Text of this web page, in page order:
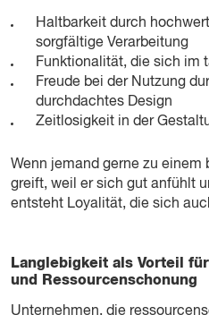
Haltbarkeit durch
sorgfältige Verarbeitung
Funktionalität, die sich im
Freude bei der Nutzung
durchdachtes Design
Zeitlosigkeit in der
Wenn jemand gerne zu
greift, weil er sich gut anfühlt
entsteht Loyalität, die sich
Langlebigkeit als Vorteil
und Ressourcenschonung
Unternehmen, die